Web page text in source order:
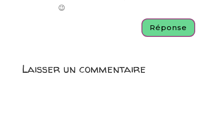
😉
Réponse
Laisser un commentaire